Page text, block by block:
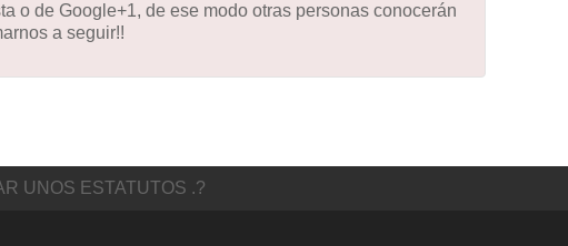
o de Google+1, de ese modo otras personas conocerán
a seguir!!
UNOS ESTATUTOS .?